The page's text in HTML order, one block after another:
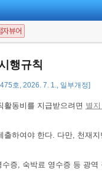
자뷰어
행규칙
호, 2026. 7. 1., 일부개정]
경우에는 제2항부터 제4
활동비를 지급받으려면 별
하여야 한다. 다만, 천재
증, 숙박료 영수증 등 광